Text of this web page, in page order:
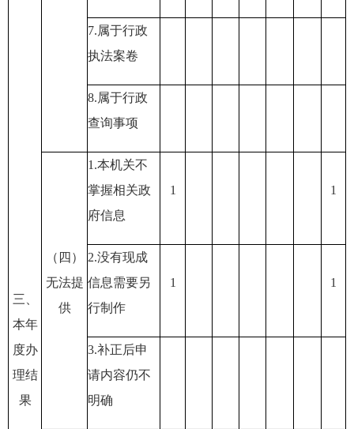
三、
本年
度办
理结
果
7.属于行政
执法案卷
8.属于行政
查询事项
（四）
无法提
供
1.本机关不
掌握相关政
府信息
1 1
2.没有现成
信息需要另
行制作
1 1
3.补正后申
请内容仍不
明确